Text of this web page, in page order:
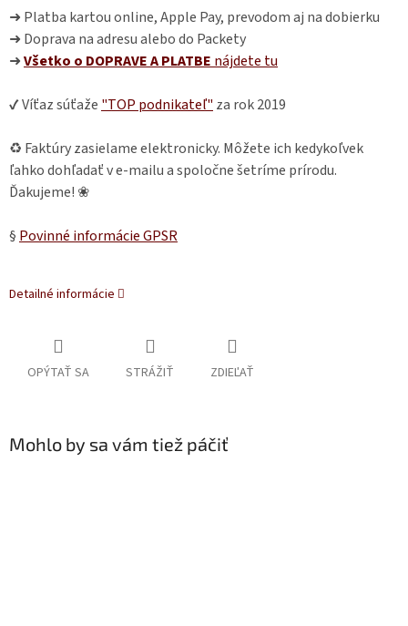
➜ Platba kartou online, Apple Pay, prevodom aj na dobierku
➜ Doprava na adresu alebo do Packety
➜Všetko o DOPRAVE A PLATBE nájdete tu
✔ Víťaz súťaže "TOP podnikateľ" za rok 2019
♻ Faktúry zasielame elektronicky. Môžete ich kedykoľvek
ľahko dohľadať v e-mailu a spoločne šetríme prírodu.
Ďakujeme! ❀
§ Povinné informácie GPSR
Detailné informácie
OPÝTAŤ SA STRÁŽIŤ ZDIEĽAŤ
Mohlo by sa vám tiež páčiť